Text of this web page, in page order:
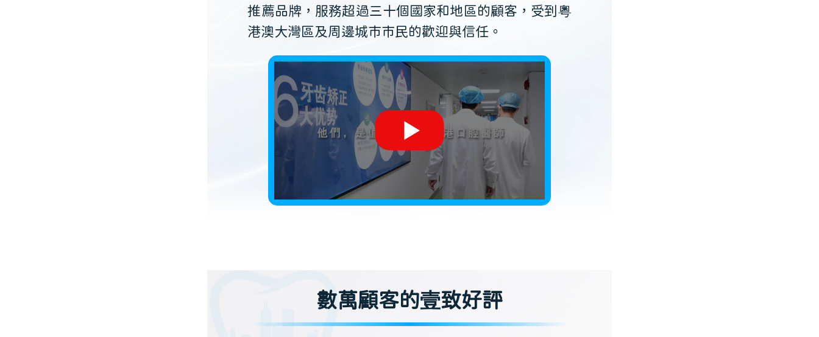
推薦品牌，服務超過三十個國家和地區的顧客，受到粵
港澳大灣區及周邊城市市民的歡迎與信任。
數萬顧客的壹致好評